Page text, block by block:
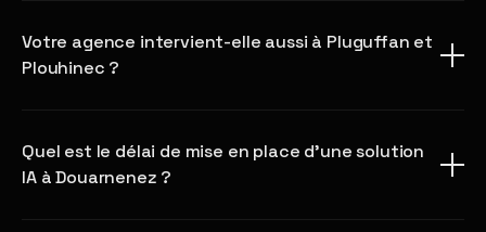
Votre agence intervient-elle aussi à Pluguffan et
Plouhinec ?
Quel est le délai de mise en place d'une solution
IA à Douarnenez ?